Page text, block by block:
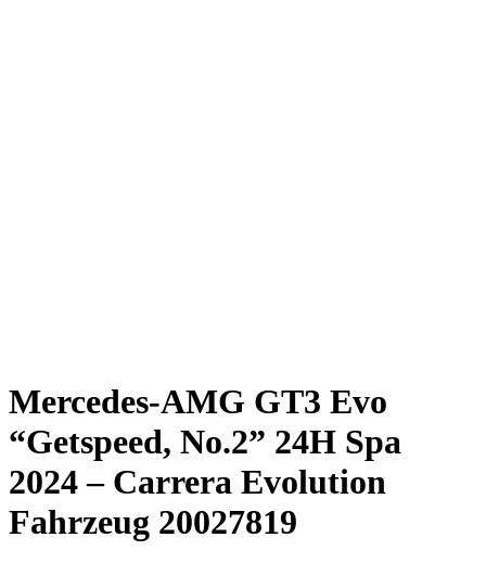
Mercedes-AMG GT3 Evo
“Getspeed, No.2” 24H Spa
2024 – Carrera Evolution
Fahrzeug 20027819